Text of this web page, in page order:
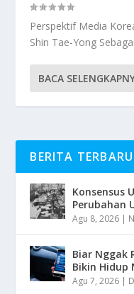
Perspektif Media
Shin Tae-Yong
BACA
BERITA TERBARU
Konsensus
Perubahan
Agu 8, 2026 |
Biar Nggak
Bikin Hidup
Agu 7, 2026 |